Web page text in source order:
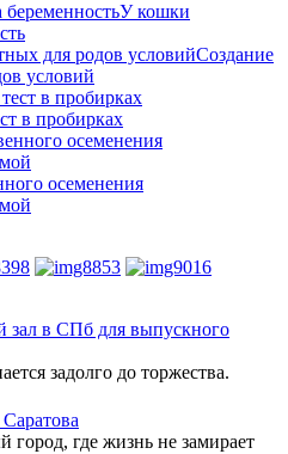
У кошки
Создание
условий
в пробирках
осеменения
зал в СПб для выпускного
задолго до торжества.
где жизнь не замирает